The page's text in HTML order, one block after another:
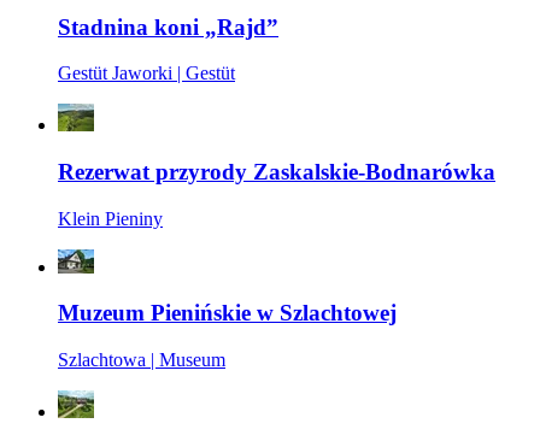
Stadnina koni „Rajd”
Gestüt Jaworki | Gestüt
Rezerwat przyrody Zaskalskie-Bodnarówka
Klein Pieniny
Muzeum Pienińskie w Szlachtowej
Szlachtowa | Museum